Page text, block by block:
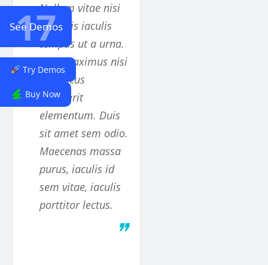
Nullam vitae nisi
sed felis iaculis
tempus ut a urna.
Duis maximus nisi
non lacus
hendrerit
elementum. Duis
sit amet sem odio.
Maecenas massa
purus, iaculis id
sem vitae, iaculis
porttitor lectus.
❞
17
See Demos
Try Demos
Buy Now